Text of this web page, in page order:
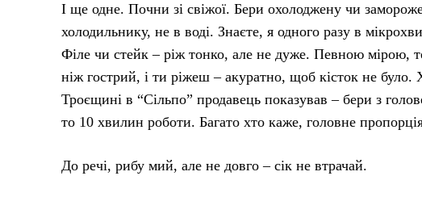
І ще одне. Почни зі свіжої. Бери охолоджену чи
холодильнику, не в воді. Знаєте, я одного разу в
Філе чи стейк – ріж тонко, але не дуже. Певною мірою,
ніж гострий, і ти ріжеш – акуратно, щоб кісток не
Троєщині в “Сільпо” продавець показував – бери з
то 10 хвилин роботи. Багато хто каже, головне
До речі, рибу мий, але не довго – сік не втрачай.